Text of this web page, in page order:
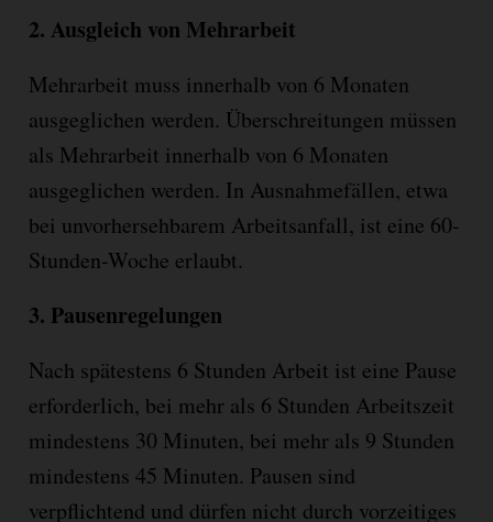
2. Ausgleich von Mehrarbeit
Mehrarbeit muss innerhalb von 6 Monaten
ausgeglichen werden. Überschreitungen müssen
als Mehrarbeit innerhalb von 6 Monaten
ausgeglichen werden. In Ausnahmefällen, etwa
bei unvorhersehbarem Arbeitsanfall, ist eine 60-
Stunden-Woche erlaubt.
3. Pausenregelungen
Nach spätestens 6 Stunden Arbeit ist eine Pause
erforderlich, bei mehr als 6 Stunden Arbeitszeit
mindestens 30 Minuten, bei mehr als 9 Stunden
mindestens 45 Minuten. Pausen sind
verpflichtend und dürfen nicht durch vorzeitiges